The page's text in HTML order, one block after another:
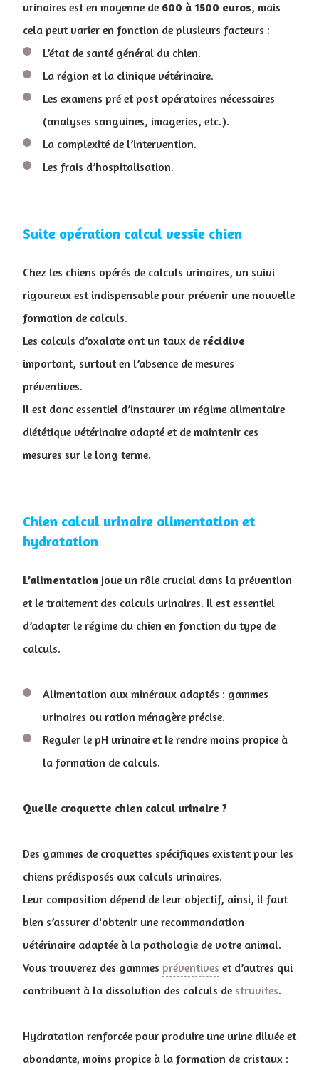
urinaires est en moyenne de 600 à 1500 euros, mais
cela peut varier en fonction de plusieurs facteurs :
L’état de santé général du chien.
La région et la clinique vétérinaire.
Les examens pré et post opératoires nécessaires
(analyses sanguines, imageries, etc.).
La complexité de l’intervention.
Les frais d’hospitalisation.
Suite opération calcul vessie chien
Chez les chiens opérés de calculs urinaires, un suivi
rigoureux est indispensable pour prévenir une nouvelle
formation de calculs.
Les calculs d’oxalate ont un taux de récidive
important, surtout en l’absence de mesures
préventives.
Il est donc essentiel d’instaurer un régime alimentaire
diététique vétérinaire adapté et de maintenir ces
mesures sur le long terme.
Chien calcul urinaire alimentation et
hydratation
L’alimentation joue un rôle crucial dans la prévention
et le traitement des calculs urinaires. Il est essentiel
d’adapter le régime du chien en fonction du type de
calculs.
Alimentation aux minéraux adaptés : gammes
urinaires ou ration ménagère précise.
Reguler le pH urinaire et le rendre moins propice à
la formation de calculs.
Quelle croquette chien calcul urinaire ?
Des gammes de croquettes spécifiques existent pour les
chiens prédisposés aux calculs urinaires.
Leur composition dépend de leur objectif, ainsi, il faut
bien s’assurer d'obtenir une recommandation
vétérinaire adaptée à la pathologie de votre animal.
Vous trouverez des gammes préventives et d’autres qui
contribuent à la dissolution des calculs de struvites.
Hydratation renforcée pour produire une urine diluée et
abondante, moins propice à la formation de cristaux :